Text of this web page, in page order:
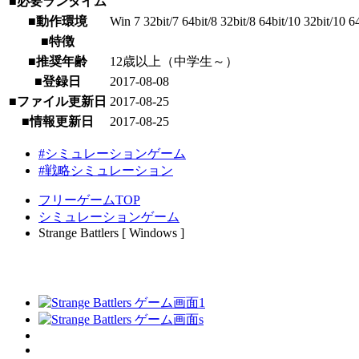
■動作環境
Win 7 32bit/7 64bit/8 32bit/8 64bit/10 32bit/10
■特徴
■推奨年齢
12歳以上（中学生～）
■登録日
2017-08-08
■ファイル更新日 2017-08-25
■情報更新日
2017-08-25
#シミュレーションゲーム
#戦略シミュレーション
フリーゲームTOP
シミュレーションゲーム
Strange Battlers [ Windows ]